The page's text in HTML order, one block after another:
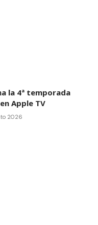
la 4ª temporada
Apple TV
2026